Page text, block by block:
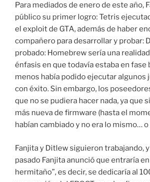
Para mediados de enero de este año,
público su primer logro: Tetris
el exploit de GTA, además de haber
compañero para desarrollar y probar:
probado: Homebrew sería una
énfasis en que todavía estaba en fase
menos había podido ejecutar algunos
con éxito. Sin embargo, los
que no se pudiera hacer nada, ya que
más nueva de firmware (hasta el
habían cambiado y no era lo mismo…
Fanjita y Ditlew siguieron trabajando,
pasado Fanjita anunció que entraría
hermitaño”, es decir, se dedicaría al